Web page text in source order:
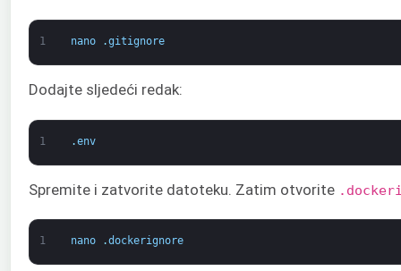
1 nano .gitignore
Dodajte sljedeći redak:
1 .env
Spremite i zatvorite datoteku. Zatim otvorite
1 nano .dockerignore